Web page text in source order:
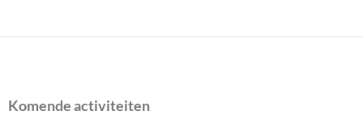
Komende activiteiten